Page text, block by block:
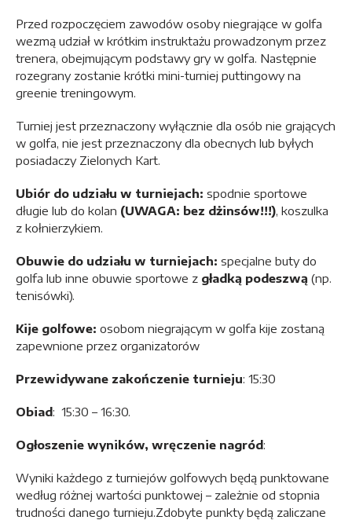
Przed rozpoczęciem zawodów osoby niegrające w golfa
wezmą udział w krótkim instruktażu prowadzonym przez
trenera, obejmującym podstawy gry w golfa. Następnie
rozegrany zostanie krótki mini-turniej puttingowy na
greenie treningowym.
Turniej jest przeznaczony wyłącznie dla osób nie grających
w golfa, nie jest przeznaczony dla obecnych lub byłych
posiadaczy Zielonych Kart.
Ubiór do udziału w turniejach: spodnie sportowe
długie lub do kolan (UWAGA: bez dżinsów!!!) , koszulka
z kołnierzykiem.
Obuwie do udziału w turniejach: specjalne buty do
golfa lub inne obuwie sportowe z gładką podeszwą (np.
tenisówki).
Kije golfowe: osobom niegrającym w golfa kije zostaną
zapewnione przez organizatorów
Przewidywane zakończenie turnieju: 15:30
Obiad: 15:30 – 16:30.
Ogłoszenie wyników, wręczenie nagród:
Wyniki każdego z turniejów golfowych będą punktowane
według różnej wartości punktowej – zależnie od stopnia
trudności danego turnieju.Zdobyte punkty będą zaliczane